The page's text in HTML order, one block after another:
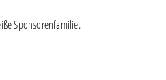
Sponsorenfamilie.